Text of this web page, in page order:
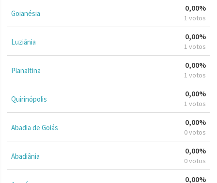
Goianésia
0,00%
1 votos
Luziânia
0,00%
1 votos
Planaltina
0,00%
1 votos
Quirinópolis
0,00%
1 votos
Abadia de Goiás
0,00%
0 votos
Abadiânia
0,00%
0 votos
0,00%